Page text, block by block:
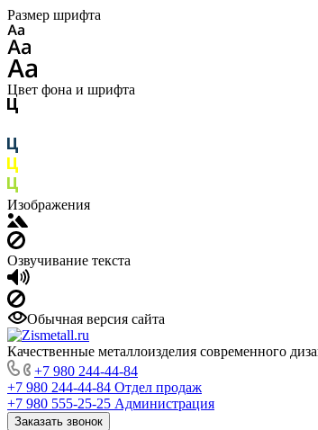
Размер шрифта
Цвет фона и шрифта
Изображения
Озвучивание текста
Обычная версия сайта
Качественные металлоизделия современного
+7 980 244-44-84
+7 980 244-44-84 Отдел продаж
+7 980 555-25-25 Администрация
Заказать звонок